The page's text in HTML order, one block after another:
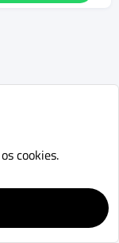
cookies.